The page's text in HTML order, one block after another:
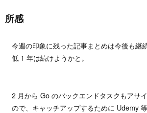
所感
今週の印象に残った記事まとめは今後も継
低 1 年は続けようかと。
2 月から Go のバックエンドタスクもアサ
ので、キャッチアップするために Udemy